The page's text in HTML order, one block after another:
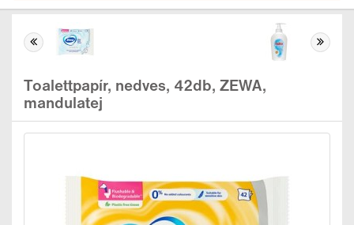
Toalettpapír, nedves, 42db, ZEWA,
mandulatej